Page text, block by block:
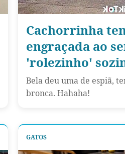
Cachorrinha
engraçada ao
'rolezinho'
Bela deu uma de espiã,
bronca. Hahaha!
GATOS